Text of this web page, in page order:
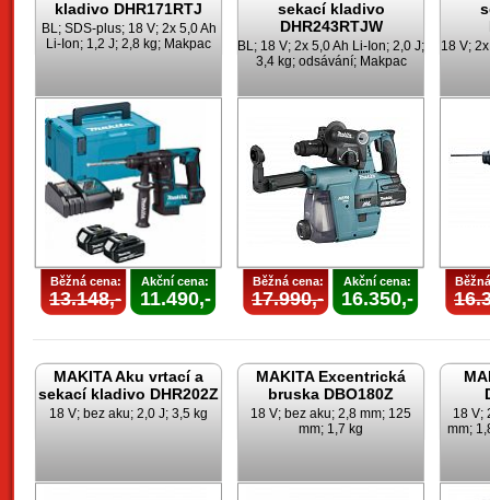
kladivo DHR171RTJ
BL; SDS-plus; 18 V; 2x 5,0 Ah
Li-Ion; 1,2 J; 2,8 kg; Makpac
Běžná cena:
13.148,-
Akční cena:
11.490,-
sekací kladivo
DHR243RTJW
BL; 18 V; 2x 5,0 Ah Li-Ion; 2,0 J;
3,4 kg; odsávání; Makpac
Běžná cena:
17.990,-
Akční cena:
16.350,-
18 V;
MAKITA Aku vrtací a
sekací kladivo DHR202Z
18 V; bez aku; 2,0 J; 3,5 kg
MAKITA Excentrická
bruska DBO180Z
18 V; bez aku; 2,8 mm; 125
mm; 1,7 kg
18 V;
mm;